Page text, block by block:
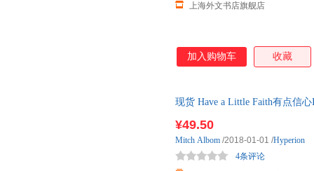
上海外文书店旗舰店
加入购物车 收藏
现货 Have a Little Faith有点信
¥49.50
4条评论
Mitch Albom /2018-01-01 /Hyperion